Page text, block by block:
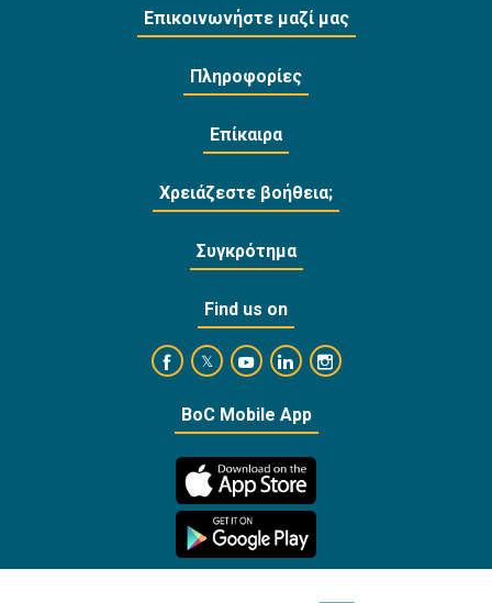
Επικοινωνήστε μαζί μας
Πληροφορίες
Επίκαιρα
Χρειάζεστε βοήθεια;
Συγκρότημα
Find us on
https://www.facebook.com/
https://twitter.com/bankofcyprus_
https://www.youtube.com/user/
https://www.linkedin.com/
https://
BoC Mobile App